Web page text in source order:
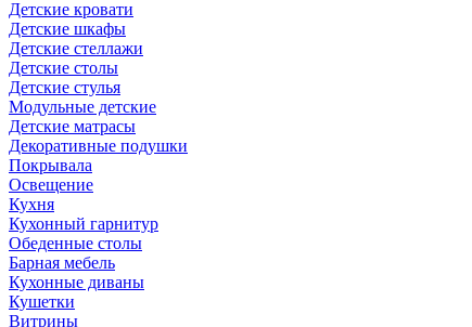
Детские кровати
Детские шкафы
Детские стеллажи
Детские столы
Детские стулья
Модульные детские
Детские матрасы
Декоративные подушки
Покрывала
Освещение
Кухня
Кухонный гарнитур
Обеденные столы
Барная мебель
Кухонные диваны
Кушетки
Витрины